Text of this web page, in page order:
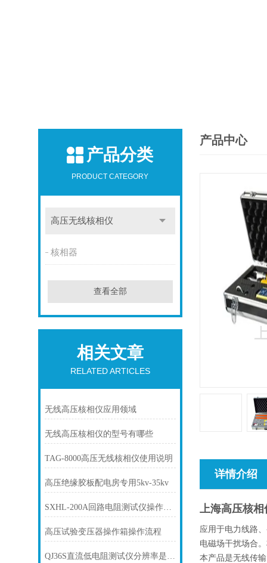
产品分类
PRODUCT CATEGORY
高压无线核相仪
核相器
查看全部
相关文章
RELATED ARTICLES
无线高压核相仪应用领域
无线高压核相仪的型号有哪些
TAG-8000高压无线核相仪使用说明
高压绝缘胶板配电房专用5kv-35kv
SXHL-200A回路电阻测试仪操作说明
高压试验变压器操作箱操作流程
QJ36S直流低电阻测试仪分辨率是多少
产品中心
详情介绍
上海高压核
应用于电力线路
电磁场干扰场合
本产品是无线传